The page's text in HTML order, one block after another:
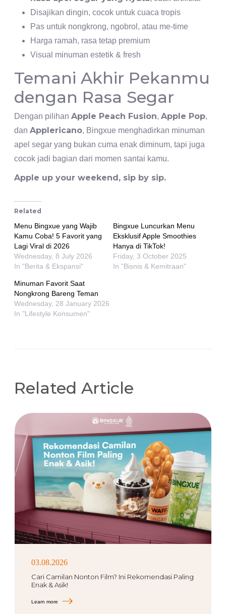
Disajikan dingin, cocok untuk cuaca tropis
Pas untuk nongkrong, ngobrol, atau me-time
Harga ramah, rasa tetap premium
Visual minuman estetik & fresh
Temani Akhir Pekanmu
dengan Rasa Segar
Dengan pilihan Apple Peach Fusion, Apple Pop,
dan Applericano, Bingxue menghadirkan minuman
apel segar yang bukan cuma enak diminum, tapi juga
cocok jadi bagian dari momen santai kamu.
Apple up your weekend, sip by sip.
Related
Menu Bingxue yang Wajib
Kamu Coba! 5 Favorit yang
Lagi Viral di 2026
Wednesday, 8 July 2026
In "Berita & Ekspansi"
Bingxue Luncurkan Menu
Eksklusif Apple Smoothies
Hanya di TikTok!
Friday, 3 October 2025
In "Bisnis & Kemitraan"
Minuman Favorit Saat
Nongkrong Bareng Teman
Wednesday, 28 January 2026
In "Lifestyle Konsumen"
Related Article
03.08.2026
Cari Camilan Nonton Film? Ini Rekomendasi Paling
Enak & Asik!
Learn more